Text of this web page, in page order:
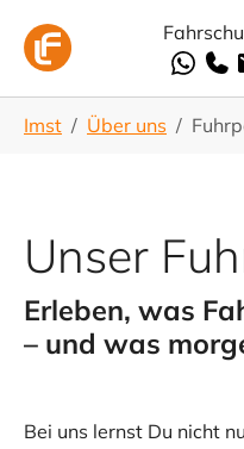
You are here:
Imst Über uns
Unser
Erleben, was
– und was
Bei uns lernst Du nicht